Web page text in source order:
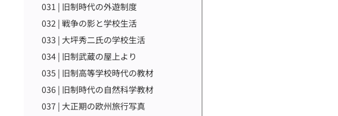
031 | 旧制時代の外遊制度
032 | 戦争の影と学校生活
033 | 大坪秀二氏の学校生活
034 | 旧制武蔵の屋上より
035 | 旧制高等学校時代の教材
036 | 旧制時代の自然科学教材
037 | 大正期の欧州旅行写真